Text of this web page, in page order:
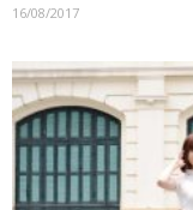
16/08/2017